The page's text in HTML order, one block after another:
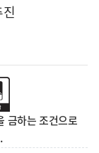
금하는 조건으로